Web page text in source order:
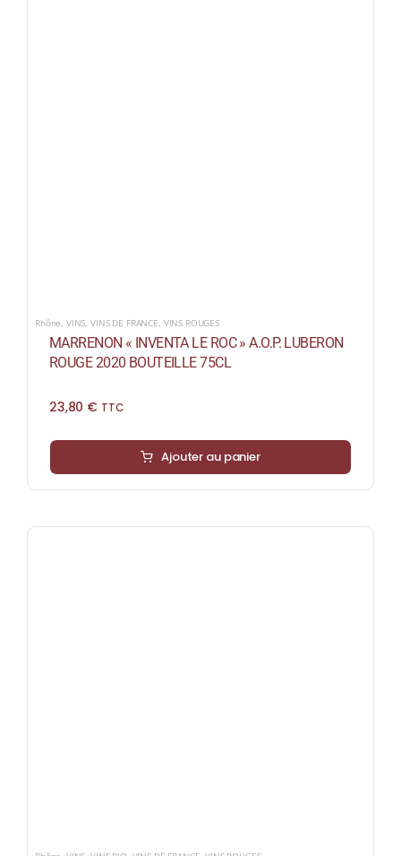
Rhône VINS ,VINS DE FRANCE VINS ROUGES
MARRENON « INVENTA LE ROC » A.O.P. LUBERON
ROUGE 2020 BOUTEILLE 75CL
23,80 € TTC
Ajouter au panier